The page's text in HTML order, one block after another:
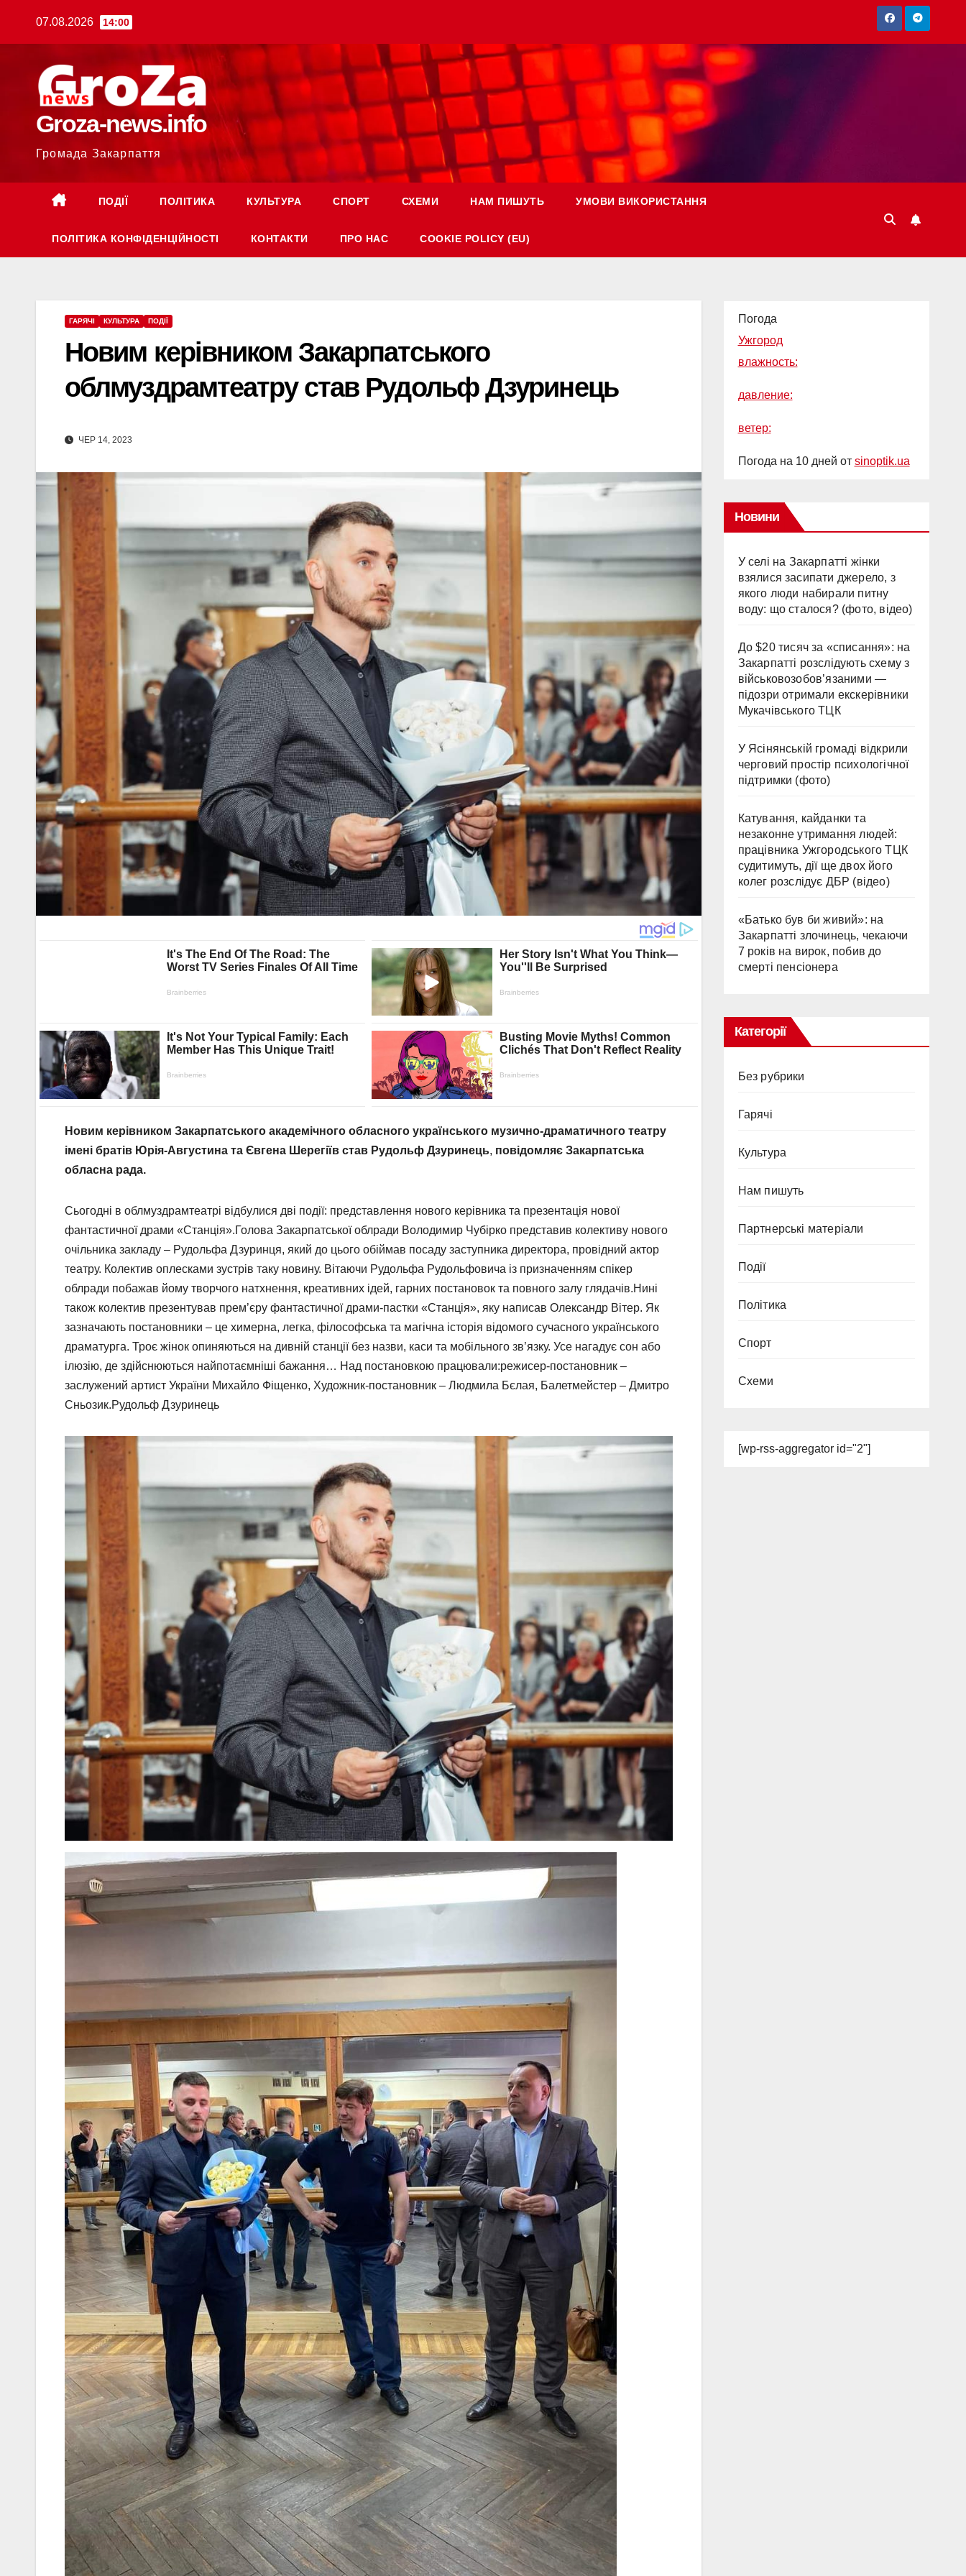
07.08.2026 14:00
Groza-news.info
Громада Закарпаття
ПОДІЇ ПОЛІТИКА КУЛЬТУРА СПОРТ СХЕМИ НАМ ПИШУТЬ УМОВИ ВИКОРИСТАННЯ
ПОЛІТИКА КОНФІДЕНЦІЙНОСТІ КОНТАКТИ ПРО НАС COOKIE POLICY (EU)
ГАРЯЧI КУЛЬТУРА ПОДІЇ
Новим керівником Закарпатського
облмуздрамтеатру став Рудольф Дзуринець
ЧЕР 14, 2023
Новим керівником Закарпатського академічного обласного українського музично-драматичного театру
імені братів Юрія-Августина та Євгена Шерегіїв став Рудольф Дзуринець, повідомляє Закарпатська
обласна рада.
Сьогодні в облмуздрамтеатрі відбулися дві події: представлення нового керівника та презентація нової
фантастичної драми «Станція».Голова Закарпатської облради Володимир Чубірко представив колективу нового
очільника закладу – Рудольфа Дзуринця, який до цього обіймав посаду заступника директора, провідний актор
театру. Колектив оплесками зустрів таку новину. Вітаючи Рудольфа Рудольфовича із призначенням спікер
облради побажав йому творчого натхнення, креативних ідей, гарних постановок та повного залу глядачів.Нині
також колектив презентував прем’єру фантастичної драми-пастки «Станція», яку написав Олександр Вітер. Як
зазначають постановники – це химерна, легка, філософська та магічна історія відомого сучасного українського
драматурга. Троє жінок опиняються на дивній станції без назви, каси та мобільного зв’язку. Усе нагадує сон або
ілюзію, де здійснюються найпотаємніші бажання… Над постановкою працювали:режисер-постановник –
заслужений артист України Михайло Фіщенко, Художник-постановник – Людмила Бєлая, Балетмейстер – Дмитро
Сньозик.Рудольф Дзуринець
Погода
Ужгород
влажность:
давление:
ветер:
Погода на 10 дней от sinoptik.ua
Новини
У селі на Закарпатті жінки
взялися засипати джерело, з
якого люди набирали питну
воду: що сталося? (фото, відео)
До $20 тисяч за «списання»: на
Закарпатті розслідують схему з
військовозобов’язаними —
підозри отримали екскерівники
Мукачівського ТЦК
У Ясінянській громаді відкрили
черговий простір психологічної
підтримки (фото)
Катування, кайданки та
незаконне утримання людей:
працівника Ужгородського ТЦК
судитимуть, дії ще двох його
колег розслідує ДБР (відео)
«Батько був би живий»: на
Закарпатті злочинець, чекаючи
7 років на вирок, побив до
смерті пенсіонера
Категорії
Без рубрики
Гарячi
Культура
Нам пишуть
Партнерські матеріали
Події
Політика
Спорт
Схеми
[wp-rss-aggregator id="2"]